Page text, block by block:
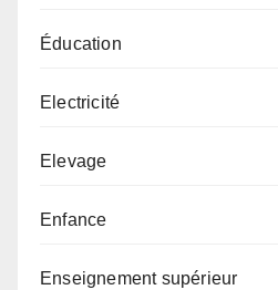
Éducation
Electricité
Elevage
Enfance
Enseignement supérieur